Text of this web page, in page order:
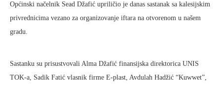
Općinski načelnik Sead Džafić upriličio je danas sastanak sa kalesijskim
privrednicima vezano za organizovanje iftara na otvorenom u našem
gradu.
Sastanku su prisustvovali Alma Džafić finansijska direktorica UNIS
TOK-a, Sadik Fatić vlasnik firme E-plast, Avdulah Hadžić “Kuwwet”,